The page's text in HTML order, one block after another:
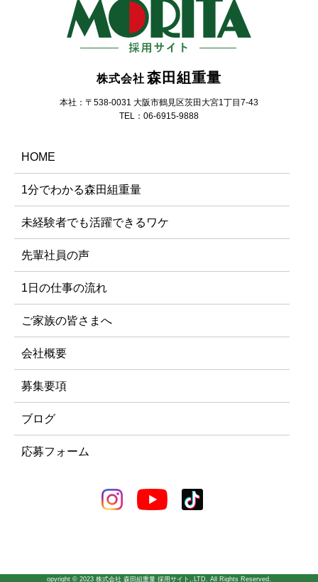
株式会社 森田組重量
本社：〒538-0031 大阪市鶴見区茨田大宮1丁目7-43
TEL：06-6915-9888
HOME
1分でわかる森田組重量
未経験者でも活躍できるワケ
先輩社員の声
1日の仕事の流れ
ご家族の皆さまへ
会社概要
募集要項
ブログ
応募フォーム
opyright © 2023 株式会社 森田組重量 採用サイト,.LTD. All Rights Reserved.